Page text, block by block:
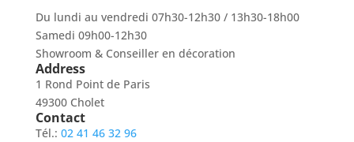
Du lundi au vendredi 07h30-12h30 / 13h30-18h00
Samedi 09h00-12h30
Showroom & Conseiller en décoration
Address
1 Rond Point de Paris
49300 Cholet
Contact
Tél.: 02 41 46 32 96